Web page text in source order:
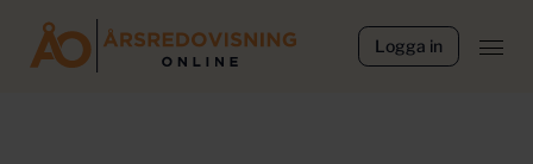
Logga in